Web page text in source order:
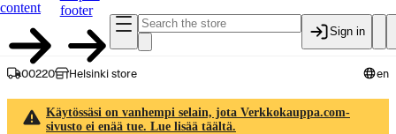
content
footer
Sign in
00220 Helsinki store en
Käytössäsi on vanhempi selain, jota Verkkokauppa.com-
sivusto ei enää tue. Lue lisää täältä.